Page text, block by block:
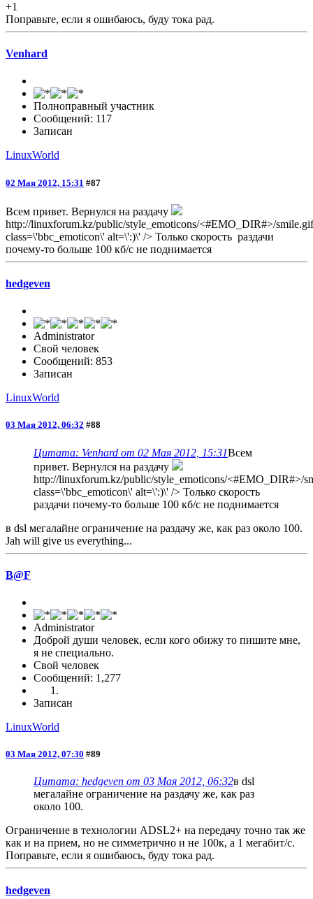
+1
Поправьте, если я ошибаюсь, буду тока рад.
Venhard
Полноправный участник
Сообщений: 117
Записан
LinuxWorld
02 Мая 2012, 15:31 #87
Всем привет. Вернулся на раздачу
http://linuxforum.kz/public/style_emoticons/<#EMO_DIR#>/
class=\'bbc_emoticon\' alt=\':)\' /> Только скорость раздачи
почему-то больше 100 кб/с не поднимается
hedgeven
Administrator
Свой человек
Сообщений: 853
Записан
LinuxWorld
03 Мая 2012, 06:32 #88
Цитата: Venhard от 02 Мая 2012, 15:31Всем
привет. Вернулся на раздачу
http://linuxforum.kz/public/style_emoticons/<#EMO_DIR#>/
class=\'bbc_emoticon\' alt=\':)\' /> Только скорость
раздачи почему-то больше 100 кб/с не поднимается
в dsl мегалайне ограничение на раздачу же, как раз около 100.
Jah will give us everything...
B@F
Administrator
Доброй души человек, если кого обижу то пишите мне,
я не специально.
Свой человек
Сообщений: 1,277
Записан
LinuxWorld
03 Мая 2012, 07:30 #89
Цитата: hedgeven от 03 Мая 2012, 06:32в dsl
мегалайне ограничение на раздачу же, как раз
около 100.
Ограничение в технологии ADSL2+ на передачу точно так же
как и на прием, но не симметрично и не 100к, а 1 мегабит/с.
Поправьте, если я ошибаюсь, буду тока рад.
hedgeven